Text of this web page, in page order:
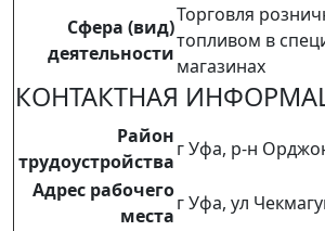
Сфера (вид)
деятельности
Торговля
топливом в
магазинах
КОНТАКТНАЯ
Район
трудоустройства
г Уфа, р-н
Адрес рабочего
места
г Уфа, ул